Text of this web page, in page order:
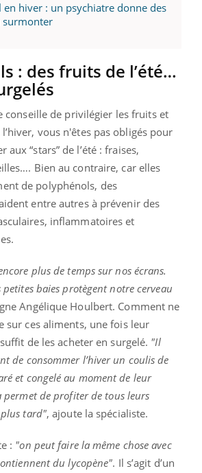
en hiver : un psychiatre donne des
surmonter
: des fruits de l’été…
conseille de privilégier les fruits et
vous n'êtes pas obligés pour
aux “stars” de l’été : fraises,
Bien au contraire, car elles
de polyphénols, des
entre autres à prévenir des
inflammatoires et
plus de temps sur nos écrans.
petites baies protègent notre cerveau
Angélique Houlbert. Comment ne
sur ces aliments, une fois leur
de les acheter en surgelé. "Il
de consommer l’hiver un coulis de
et congelé au moment de leur
permet de profiter de tous leurs
tard", ajoute la spécialiste.
: "on peut faire la même chose avec
du lycopène". Il s’agit d’un